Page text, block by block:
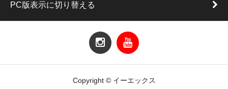
PC版表示に切り替える
Copyright © イーエックス